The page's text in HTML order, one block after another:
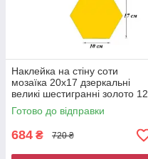
Наклейка на стіну соти
мозаїка 20x17 дзеркальні
великі шестигранні золото 12
штук 9027
Готово до відправки
684 ₴ 720 ₴